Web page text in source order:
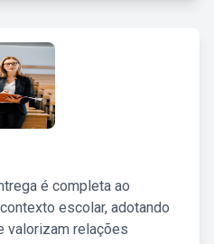
é completa ao
escolar, adotando
valorizam relações